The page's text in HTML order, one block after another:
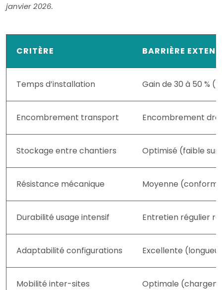
janvier 2026.
CRITÈRE BARRIÈRE
Temps d’installation Gain de 30 à 50 %
Encombrement transport Encombrement
Stockage entre chantiers Optimisé (faible
Résistance mécanique Moyenne
Durabilité usage intensif Entretien régulier
Adaptabilité configurations Excellente
Mobilité inter-sites Optimale